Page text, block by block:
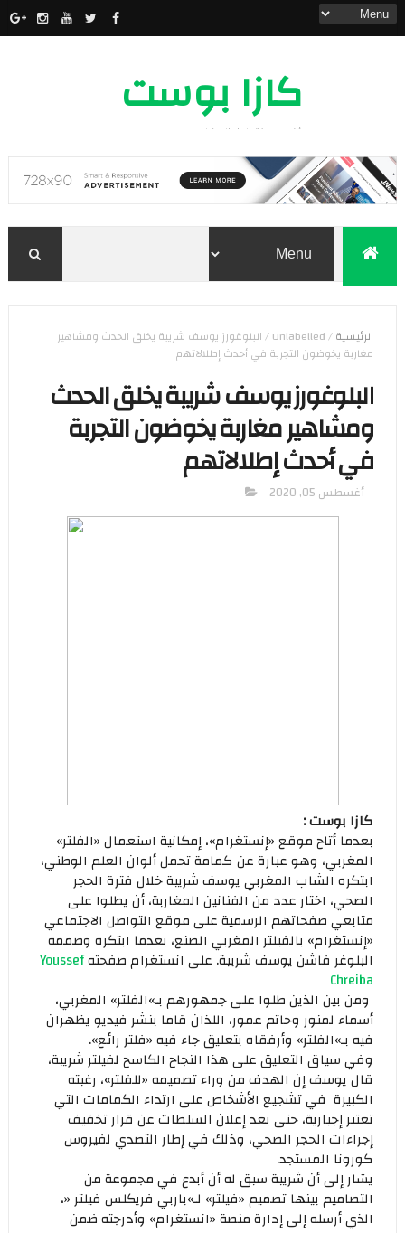
كازا بوست
أخبار مدينة الدار البيضاء
الرئيسية/
Unlabelled
/البلوغورز يوسف شريبة يخلق الحدث ومشاهير
مغاربة يخوضون التجربة في أحدث إطلالاتهم
البلوغورز يوسف شريبة يخلق الحدث
ومشاهير مغاربة يخوضون التجربة
في أحدث إطلالاتهم
أغسطس 05, 2020
كازا بوست :
بعدما أتاح موقع «إنستغرام»، إمكانية استعمال «الفلتر»
المغربي، وهو عبارة عن كمامة تحمل ألوان العلم الوطني،
ابتكره الشاب المغربي يوسف شريبة خلال فترة الحجر
الصحي، اختار عدد من الفنانين المغاربة، أن يطلوا على
متابعي صفحاتهم الرسمية على موقع التواصل الاجتماعي
«إنستغرام» بالفيلتر المغربي الصنع، بعدما ابتكره وصممه
البلوغر فاشن يوسف شريبة. على انستغرام صفحتهYoussef
Chreiba
ومن بين الذين طلوا على جمهورهم بـ»الفلتر» المغربي،
أسماء لمنور وحاتم عمور، اللذان قاما بنشر فيديو يظهران
فيه بـ»الفلتر» وأرفقاه بتعليق جاء فيه «فلتر رائع».
وفي سياق التعليق على هذا النجاح الكاسح لفيلتر شريبة،
قال يوسف إن الهدف من وراء تصميمه «للفلتر»، رغبته
الكبيرة في تشجيع الأشخاص على ارتداء الكمامات التي
تعتبر إجبارية، حتى بعد إعلان السلطات عن قرار تخفيف
إجراءات الحجر الصحي، وذلك في إطار التصدي لفيروس
كورونا المستجد.
يشار إلى أن شريبة سبق له أن أبدع في مجموعة من
التصاميم بينها تصميم «فيلتر» لـ»باربي فريكلس فيلتر «،
الذي أرسله إلى إدارة منصة «انستغرام» وأدرجته ضمن